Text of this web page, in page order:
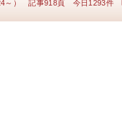
～） 記事918頁 今日1293